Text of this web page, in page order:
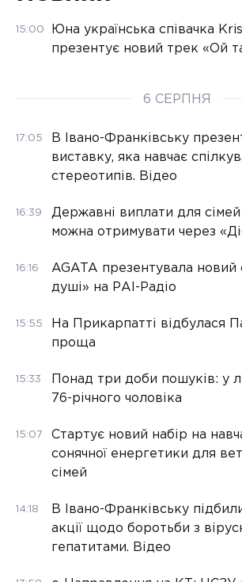
15:00
Юна українська співачка
презентує новий трек «Ой
6 СЕРПНЯ
17:05
В Івано-Франківську
виставку, яка навчає
стереотипів. Відео
16:39
Державні виплати для сімей
можна отримувати через
16:16
AGATA презентувала новий
душі» на РАІ-Радіо
15:55
На Прикарпатті відбулася
проща
15:33
Понад три доби пошуків: у
76-річного чоловіка
15:07
Стартує новий набір на
сонячної енергетики для
сімей
14:18
В Івано-Франківську
акції щодо боротьби з
гепатитами. Відео